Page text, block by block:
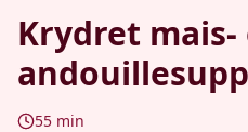
Krydret mais-
55 min